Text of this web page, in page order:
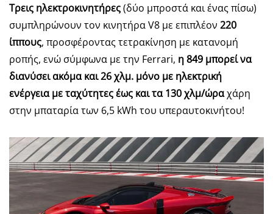
Τρεις ηλεκτροκινητήρες(δύο μπροστά και ένας πίσω)
συμπληρώνουν τον κινητήρα V8 με επιπλέον 220
ίππους, προσφέροντας τετρακίνηση με κατανομή
ροπής, ενώ σύμφωνα με την Ferrari, η 849 μπορεί να
διανύσει ακόμα και 26 χλμ. μόνο με ηλεκτρική
ενέργεια με ταχύτητες έως και τα 130 χλμ/ώραχάρη
στην μπαταρία των 6,5 kWh του υπεραυτοκινήτου!